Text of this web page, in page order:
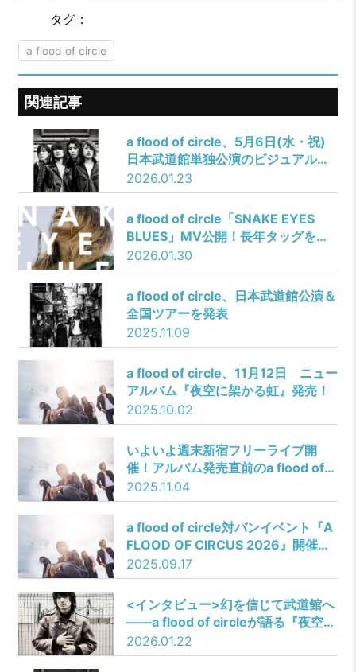
タグ：
a flood of circle
関連記事
a flood of circle、5月6日(水・祝)
日本武道館単独公演のビジュアル公
開！
2026.01.23
a flood of circle「SNAKE EYES
BLUES」MV公開！長年タッグを組
んできた加藤マニが監督
2026.01.30
a flood of circle、日本武道館公演＆
全国ツアーを発表
2025.11.09
a flood of circle、11月12日 ニュー
アルバム『夜空に架かる虹』発売！
2025.10.02
いよいよ週末新宿フリーライブ開
催！アルバム発売直前のa flood of
circle、FM802で新曲
「ASHMAN」初オンエア
2025.11.04
a flood of circle対バンイベント『A
FLOOD OF CIRCUS 2026』開催決
定！
2025.09.17
<インタビュー>幻を信じて武道館へ
――a flood of circleが語る『夜空に
架かる虹』と20年分の逡巡
2026.01.22